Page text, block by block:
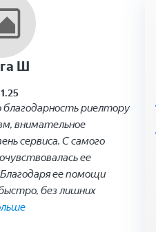
Ш
риелтору
внимательное
сервиса. С самого
ее
ее помощи
без лишних